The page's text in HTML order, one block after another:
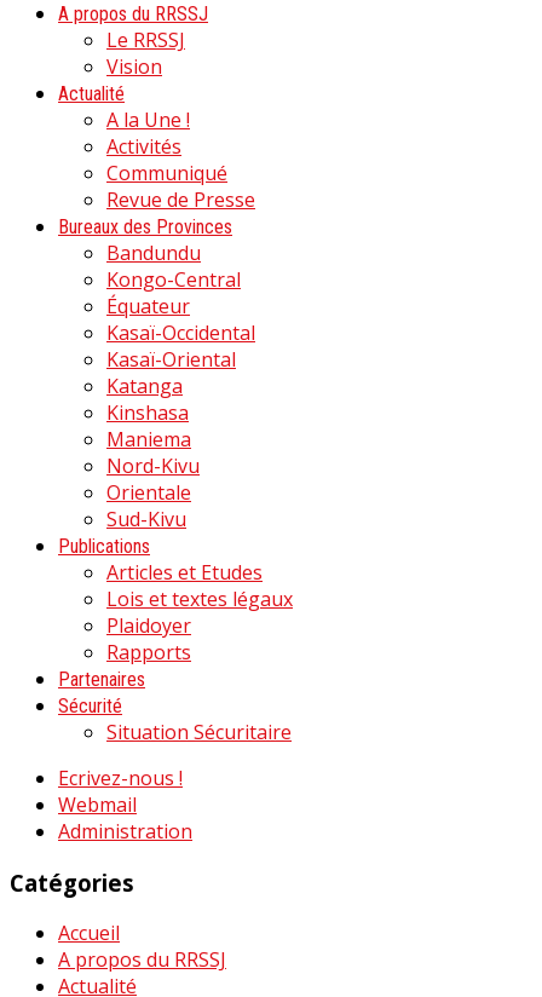
A propos du RRSSJ
Le RRSSJ
Vision
Actualité
A la Une !
Activités
Communiqué
Revue de Presse
Bureaux des Provinces
Bandundu
Kongo-Central
Équateur
Kasaï-Occidental
Kasaï-Oriental
Katanga
Kinshasa
Maniema
Nord-Kivu
Orientale
Sud-Kivu
Publications
Articles et Etudes
Lois et textes légaux
Plaidoyer
Rapports
Partenaires
Sécurité
Situation Sécuritaire
Ecrivez-nous !
Webmail
Administration
Catégories
Accueil
A propos du RRSSJ
Actualité